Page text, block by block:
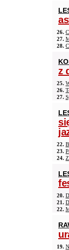
26.
27.
28.
z
25.
26.
27.
22.
23.
24.
20.
21.
22.
19.